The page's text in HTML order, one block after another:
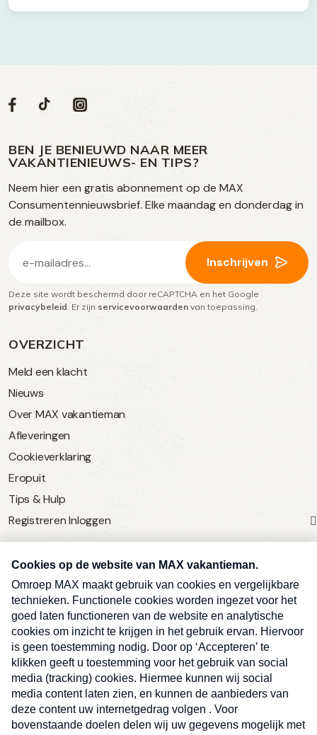
OVERZICHT
Meld een klacht
Nieuws
Over MAX vakantieman
Afleveringen
Cookieverklaring
Eropuit
Tips & Hulp
Registreren Inloggen
SERVICE
Over Omroep MAX
MAX Vandaag
MAX Meldpunt
Pers
Contact
Algemene voorwaarden
Privacyverklaring
Volg
op
social
media
Social
Volg
op
Facebook
Volg
op
TikTok
Volg
op
Instagram
BEN JE BENIEUWD NAAR MEER
VAKANTIENIEUWS- EN TIPS?
Neem hier een gratis abonnement op de MAX
Consumentennieuwsbrief. Elke maandag en donderdag in
de mailbox.
mailadres
(Vereist)
Inschrijven
Deze site wordt beschermd door reCAPTCHA en het Google
privacybeleid . Er zijn servicevoorwaarden van toepassing.
Ben je benieuwd naar meer